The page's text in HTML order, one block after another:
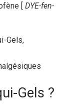
[ DYE-fen-
Gels,
Gels ?